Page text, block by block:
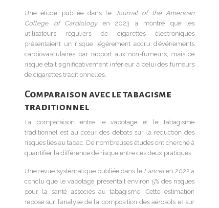
Une étude publiée dans le Journal of the American
College of Cardiologyen 2023 a montré que les
utilisateurs réguliers de cigarettes électroniques
présentaient un risque légèrement accru d’événements
cardiovasculaires par rapport aux non-fumeurs, mais ce
risque était significativement inférieur à celui des fumeurs
de cigarettes traditionnelles.
Comparaison avec le tabagisme
traditionnel
La comparaison entre le vapotage et le tabagisme
traditionnel est au cœur des débats sur la réduction des
risques liés au tabac. De nombreuses études ont cherché à
quantifier la différence de risque entre ces deux pratiques.
Une revue systématique publiée dans le Lanceten 2022 a
conclu que le vapotage présentait environ 5% des risques
pour la santé associés au tabagisme. Cette estimation
repose sur l’analyse de la composition des aérosols et sur